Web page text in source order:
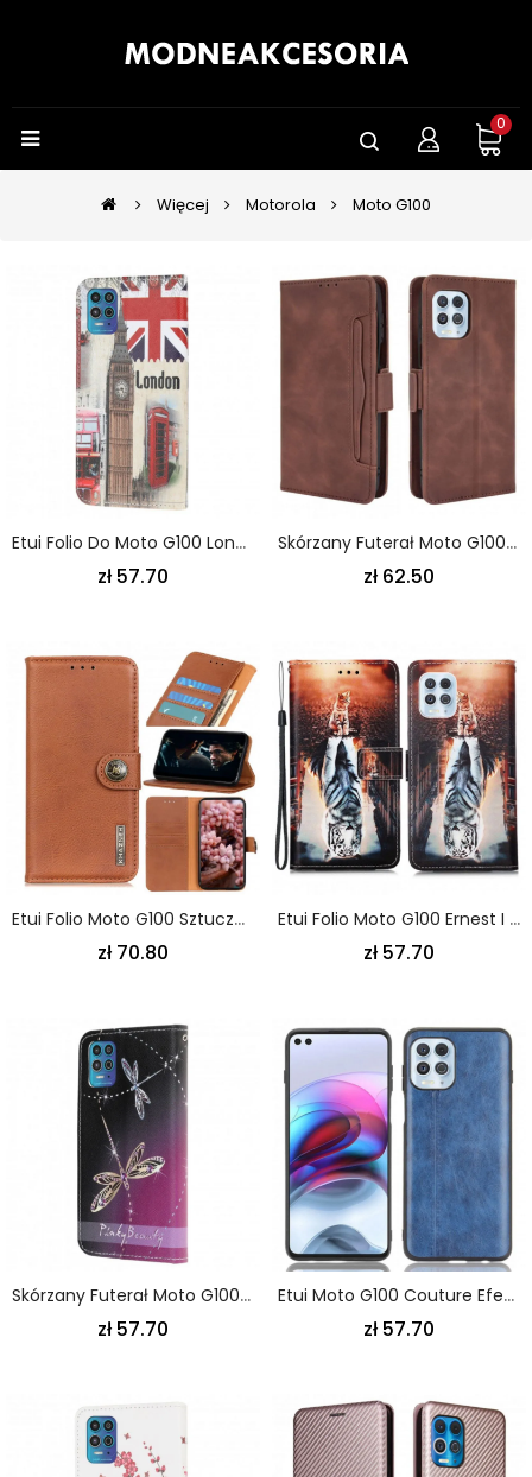
0
Więcej Motorola Moto G100
Etui Folio Do Moto G100 Londyn Życie
zł 57.70
Skórzany Futerał Moto G100 Etui Na Telefon Pierwsza Klasa Multi-Map
zł 62.50
Etui Folio Moto G100 Sztuczna Skóra Khazneh Etui Ochronne
zł 70.80
Etui Folio Moto G100 Ernest I Odbicie
zł 57.70
Skórzany Futerał Moto G100 Etui Na Telefon Stringi Ważki
zł 57.70
Etui Moto G100 Couture Efekt Skóry
zł 57.70